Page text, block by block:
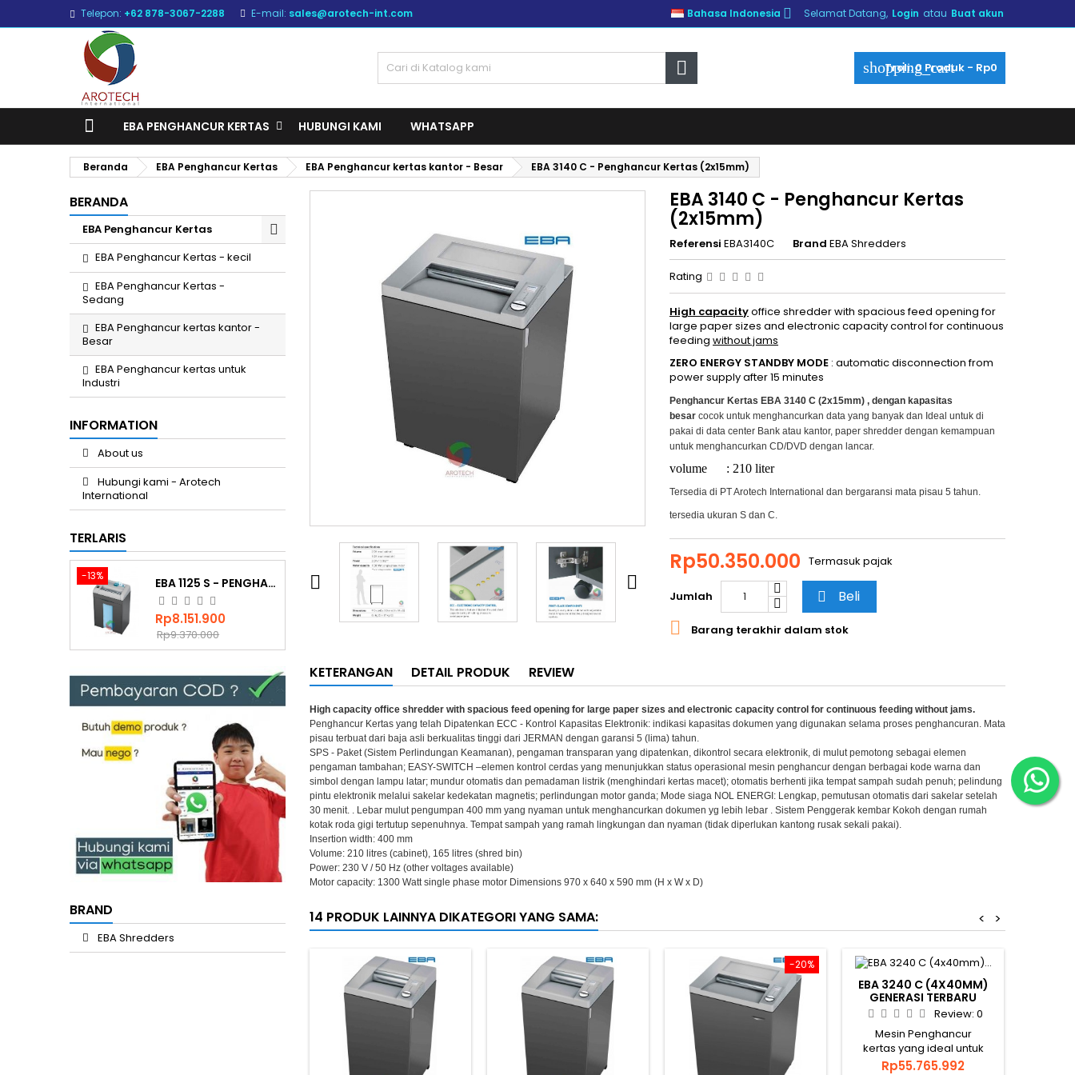
Telepon: +62 878-3067-2288 E-mail: sales@arotech-int.com Selamat Datang, Login atau Buat akun
Bahasa Indonesia 
shopping_cart
Troli:0 Produk - Rp0

EBA PENGHANCUR KERTAS HUBUNGI KAMI WHATSAPP
Beranda EBA Penghancur Kertas EBA Penghancur kertas kantor - Besar EBA 3140 C - Penghancur Kertas (2x15mm)
BERANDA
EBA Penghancur Kertas
EBA Penghancur Kertas - kecil
EBA Penghancur Kertas -
Sedang
EBA Penghancur kertas kantor -
Besar
EBA Penghancur kertas untuk
Industri
INFORMATION
About us
Hubungi kami - Arotech
International
TERLARIS
-13% EBA 1125 S - PENGHANCUR KERTAS DUA MULUT
Harga
Rp8.151.900Harga
Rp9.370.000
BRAND
EBA Shredders
 
EBA 3140 C - Penghancur Kertas
(2x15mm)
Referensi EBA3140C Brand EBA Shredders
Rating
High capacityoffice shredder with spacious feed opening for
large paper sizes and electronic capacity control for continuous
feeding without jams
ZERO ENERGY STANDBY MODE : automatic disconnection from
power supply after 15 minutes
Penghancur Kertas EBA 3140 C (2x15mm) , dengan kapasitas
besar cocok untuk menghancurkan data yang banyak dan Ideal untuk di
pakai di data center Bank atau kantor, paper shredder dengan kemampuan
untuk menghancurkan CD/DVD dengan lancar.
volume : 210 liter
Tersedia di PT Arotech International dan bergaransi mata pisau 5 tahun.
tersedia ukuran S dan C.
Rp50.350.000 Termasuk pajak
Jumlah  Beli
 Barang terakhir dalam stok
KETERANGAN DETAIL PRODUK REVIEW
High capacity office shredder with spacious feed opening for large paper sizes and electronic capacity control for continuous feeding without jams.
Penghancur Kertas yang telah Dipatenkan ECC - Kontrol Kapasitas Elektronik: indikasi kapasitas dokumen yang digunakan selama proses penghancuran. Mata
pisau terbuat dari baja asli berkualitas tinggi dari JERMAN dengan garansi 5 (lima) tahun.
SPS - Paket (Sistem Perlindungan Keamanan), pengaman transparan yang dipatenkan, dikontrol secara elektronik, di mulut pemotong sebagai elemen
pengaman tambahan; EASY-SWITCH –elemen kontrol cerdas yang menunjukkan status operasional mesin penghancur dengan berbagai kode warna dan
simbol dengan lampu latar; mundur otomatis dan pemadaman listrik (menghindari kertas macet); otomatis berhenti jika tempat sampah sudah penuh; pelindung
pintu elektronik melalui sakelar kedekatan magnetis; perlindungan motor ganda; Mode siaga NOL ENERGI: Lengkap, pemutusan otomatis dari sakelar setelah
30 menit. . Lebar mulut pengumpan 400 mm yang nyaman untuk menghancurkan dokumen yg lebih lebar . Sistem Penggerak kembar Kokoh dengan rumah
kotak roda gigi tertutup sepenuhnya. Tempat sampah yang ramah lingkungan dan nyaman (tidak diperlukan kantong rusak sekali pakai).
Insertion width: 400 mm
Volume: 210 litres (cabinet), 165 litres (shred bin)
Power: 230 V / 50 Hz (other voltages available)
Motor capacity: 1300 Watt single phase motor Dimensions 970 x 640 x 590 mm (H x W x D)
14 PRODUK LAINNYA DIKATEGORI YANG SAMA: >
<
-20%
EBA 3240 C (4X40MM)
GENERASI TERBARU
PENGGANTI 2339 C
Review: 0
Mesin Penghancur
kertas yang ideal untuk
kantor EBA 3240 C
Harga
Rp55.765.992